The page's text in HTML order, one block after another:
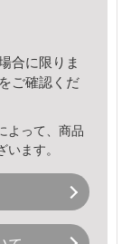
合に限りま
をご確認くだ
よって、商品
ます。